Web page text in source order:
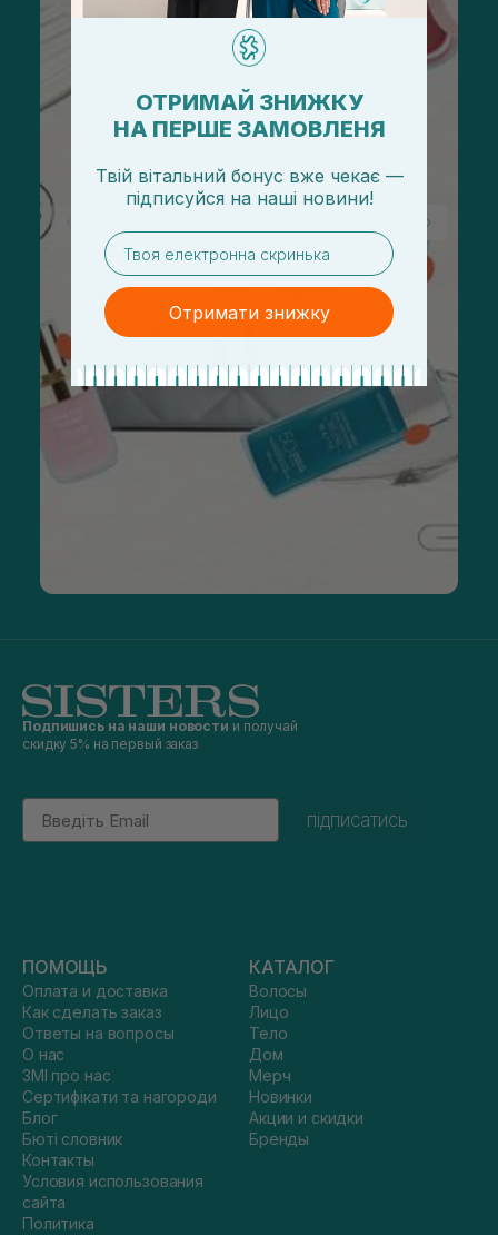
Подпишись на наши новости и получай
скидку 5% на первый заказ
Email
підписатись
ПОМОЩЬ
Оплата и доставка
Как сделать заказ
Ответы на вопросы
О нас
ЗМІ про нас
Сертифікати та нагороди
Блог
Бюті словник
Контакты
Условия использования
сайта
Политика
КАТАЛОГ
Волосы
Лицо
Тело
Дом
Мерч
Новинки
Акции и скидки
Бренды
ОТРИМАЙ ЗНИЖКУ
НА ПЕРШЕ ЗАМОВЛЕНЯ
Твій вітальний бонус вже чекає —
підписуйся на наші новини!
email
Отримати знижку